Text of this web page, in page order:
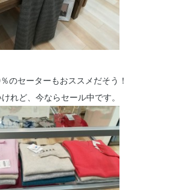
のセーターもおススメだそう！
れど、今ならセール中です。